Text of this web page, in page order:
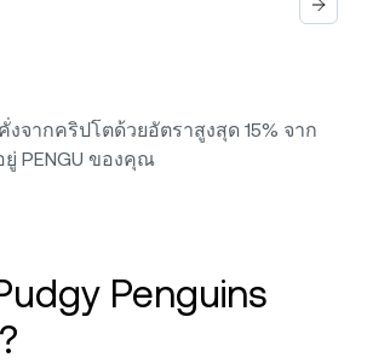
งจากคริปโตด้วยอัตราสูงสุด 15% จาก
PENGU ของคุณ
Penguins